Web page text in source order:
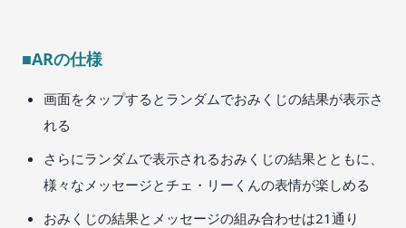
■ARの仕様
画面をタップするとランダムでおみくじの結果が表示さ
れる
さらにランダムで表示されるおみくじの結果とともに、
様々なメッセージとチェ・リーくんの表情が楽しめる
おみくじの結果とメッセージの組み合わせは21通り